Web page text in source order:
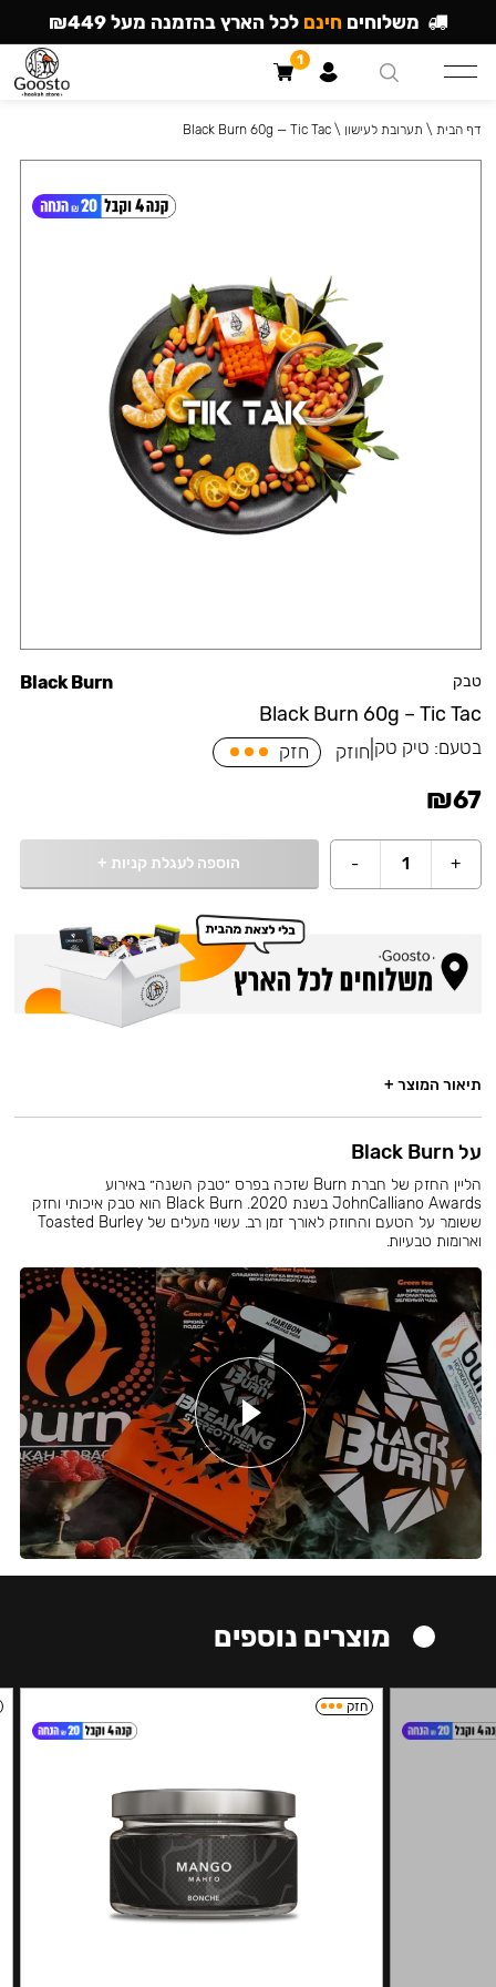
טבק
Black Burn 60g – Tic Tac
Black Burn
בטעם: טיק טק חוזק חזק
₪67
+
1
- הוספה לעגלת קניות +
דף הבית \ תערובת לעישון \
Black Burn 60g — Tic Tac
תיאור המוצר +
על Black Burn
הליין החזק של חברת Burn שזכה בפרס ״טבק השנה״ באירוע
JohnCalliano Awards בשנת 2020. Black Burn הוא טבק איכותי וחזק
ששומר על הטעם והחוזק לאורך זמן רב. עשוי מעלים של Toasted Burley
וארומות טבעיות.
מוצרים נוספים
חזק
משלוחים חינם לכל הארץ בהזמנה מעל ₪449
1